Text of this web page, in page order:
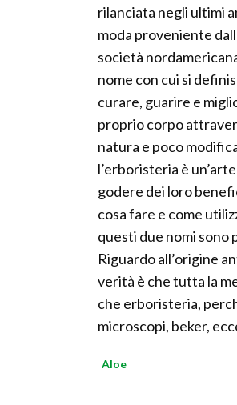
rilanciata negli ultimi
moda proveniente
società
nome con cui si
curare, guarire e
proprio corpo
natura e poco
l’erboristeria è
godere dei loro
cosa fare e come
questi due nomi sono
Riguardo all’origine
verità è che tutta la
che erboristeria,
microscopi, beker,
Aloe